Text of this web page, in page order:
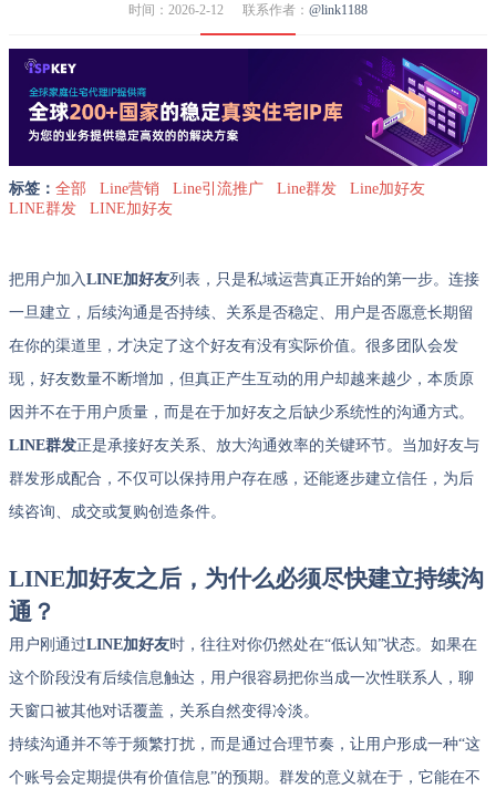
时间：2026-2-12 联系作者： @link1188
标签： 全部 Line营销 Line引流推广 Line群发
Line加好友
LINE群发
LINE加好友
把用户加入 LINE加好友列表，只是私域运营真正开始的第一步。连接
一旦建立，后续沟通是否持续、关系是否稳定、用户是否愿意长期留
在你的渠道里，才决定了这个好友有没有实际价值。很多团队会发
现，好友数量不断增加，但真正产生互动的用户却越来越少，本质原
因并不在于用户质量，而是在于加好友之后缺少系统性的沟通方式。
LINE群发正是承接好友关系、放大沟通效率的关键环节。当加好友与
群发形成配合，不仅可以保持用户存在感，还能逐步建立信任，为后
续咨询、成交或复购创造条件。
LINE加好友之后，为什么必须尽快建立持续沟
通？
用户刚通过LINE加好友时，往往对你仍然处在“低认知”状态。如果在
这个阶段没有后续信息触达，用户很容易把你当成一次性联系人，聊
天窗口被其他对话覆盖，关系自然变得冷淡。
持续沟通并不等于频繁打扰，而是通过合理节奏，让用户形成一种“这
个账号会定期提供有价值信息”的预期。群发的意义就在于，它能在不